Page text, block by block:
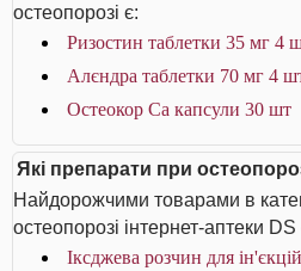
остеопорозі є:
Ризостин таблетки 35 мг 4
Алєндра таблетки 70 мг 4
Остеокор Cа капсули 30 шт
Які препарати при
Найдорожчими товарами в
остеопорозі інтернет-аптеки DS
Іксджева розчин для